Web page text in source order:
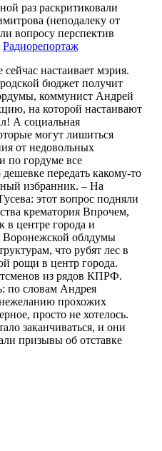
раз раскритиковали
(неподалеку от
вопросу перспектив
Радиорепортаж
настаивает мэрия.
бюджет получит
коммунист Андрей
на которой настаивают
А социальная
могут лишиться
от недовольных
по гордуме все
передать какому-то
избранник. – На
этот вопрос подняли
крематория Впрочем,
в центре города и
Воронежской облдумы
что рубят лес в
рощи в центр города.
из рядов КПРФ.
по словам Андрея
прохожих
просто не хотелось.
заканчиваться, и они
призывы об отставке